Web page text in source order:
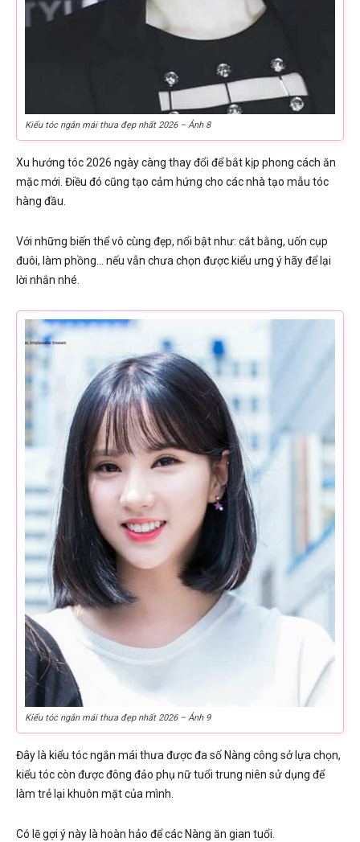
Kiểu tóc ngắn mái thưa đẹp nhất 2026 – Ảnh 8
Xu hướng tóc 2026 ngày càng thay đổi để bắt kịp phong cách ăn
mặc mới. Điều đó cũng tạo cảm hứng cho các nhà tạo mẫu tóc
hàng đầu.
Với những biến thể vô cùng đẹp, nổi bật như: cắt bằng, uốn cụp
đuôi, làm phồng… nếu vẫn chưa chọn được kiểu ưng ý hãy để lại
lời nhắn nhé.
Kiểu tóc ngắn mái thưa đẹp nhất 2026 – Ảnh 9
Đây là kiểu tóc ngắn mái thưa được đa số Nàng công sở lựa chọn,
kiểu tóc còn được đông đảo phụ nữ tuổi trung niên sử dụng để
làm trẻ lại khuôn mặt của mình.
Có lẽ gợi ý này là hoàn hảo để các Nàng ăn gian tuổi.